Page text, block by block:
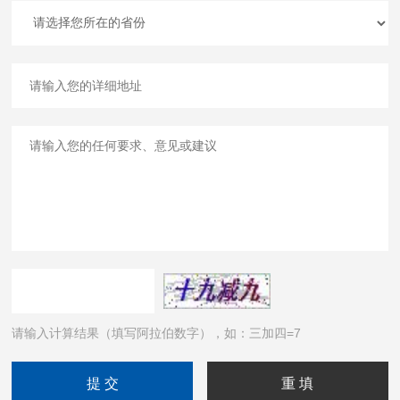
请输入计算结果（填写阿拉伯数字），如：三加四=7